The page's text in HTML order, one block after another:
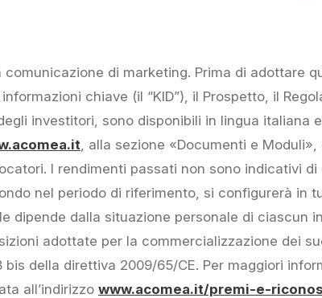
comunicazione di marketing. Prima di adottare
chiave (il “KID”), il Prospetto, il
investitori, sono disponibili in lingua
, alla sezione «Documenti e
I rendimenti passati non sono indicativi
nel periodo di riferimento, si configurerà in
dipende dalla situazione personale di ciascun
adottate per la commercializzazione dei
bis della direttiva 2009/65/CE. Per maggiori
all’indirizzowww.acomea.it/premi-e-